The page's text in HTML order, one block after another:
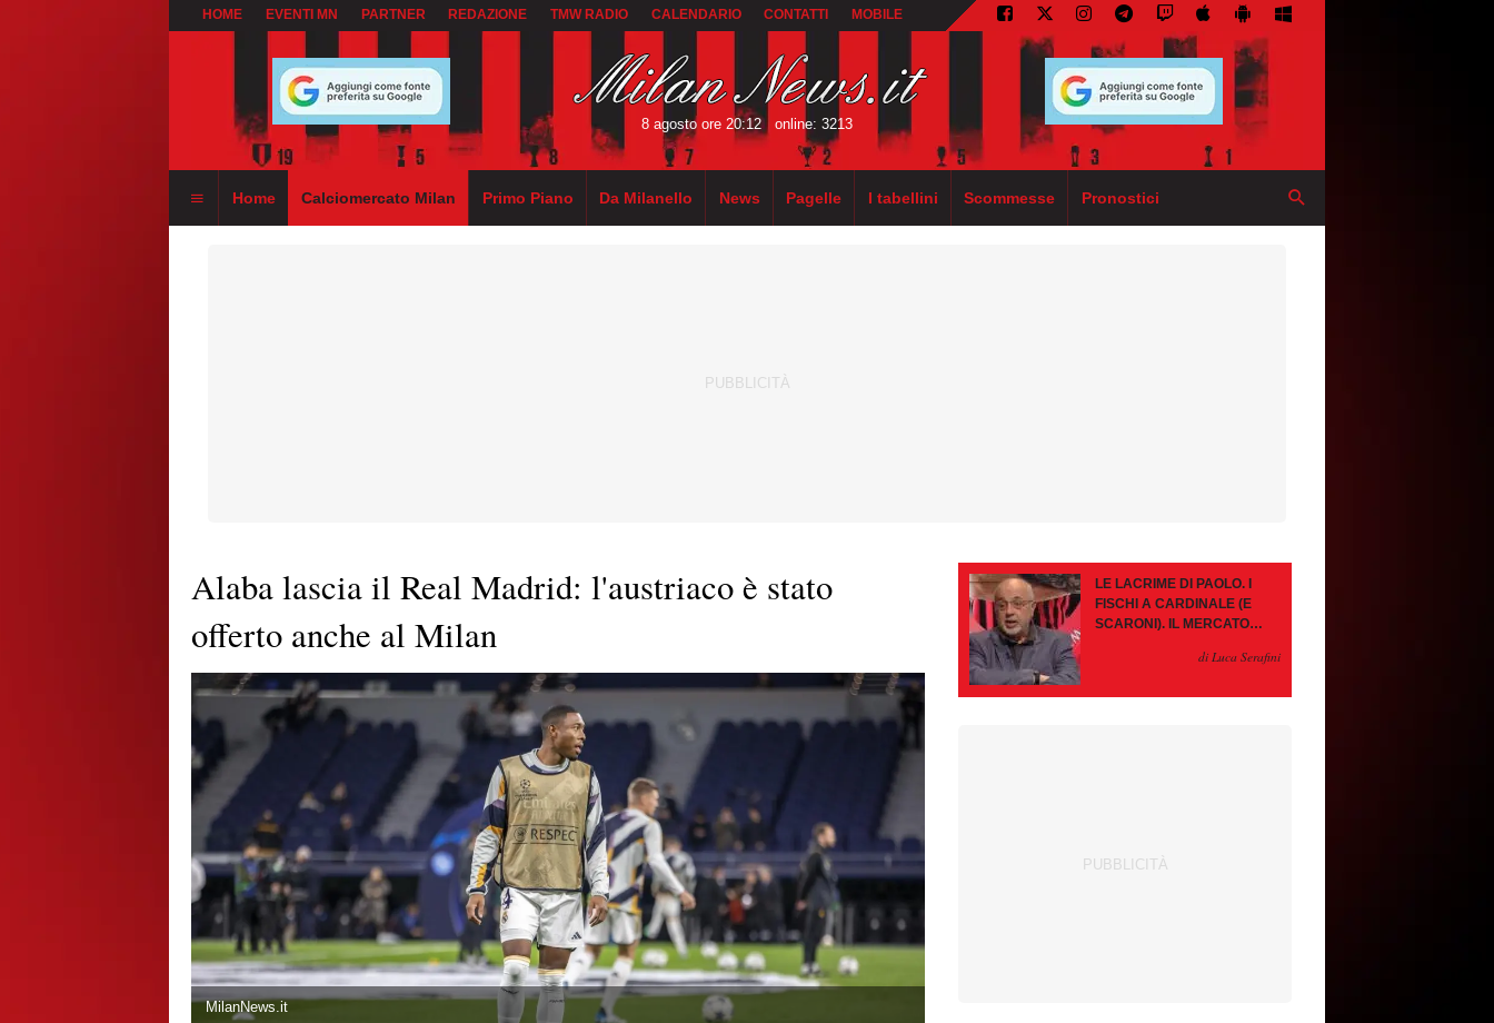
HOME EVENTI MN PARTNER REDAZIONE TMW RADIO CALENDARIO CONTATTI MOBILE
8 agosto ore 20:12 online: 3213
Home Calciomercato Milan Primo Piano Da Milanello News Pagelle I tabellini Scommesse Pronostici
Alaba lascia il Real Madrid: l'austriaco è stato
offerto anche al Milan
MilanNews.it
LE LACRIME DI PAOLO. I
FISCHI A CARDINALE (E
SCARONI). IL MERCATO
PAZIENZA, SE RESTA È
di Luca Serafini